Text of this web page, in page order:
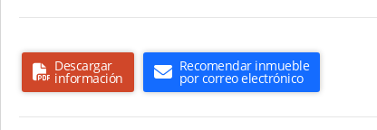
Descargar
información
Recomendar inmueble
por correo electrónico